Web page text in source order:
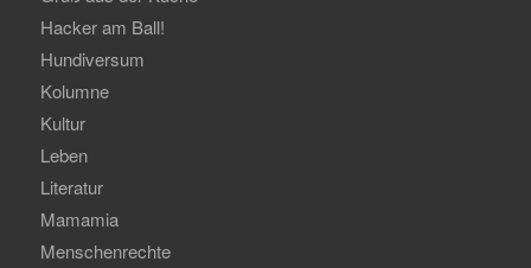
Hacker am Ball!
Hundiversum
Kolumne
Kultur
Leben
Literatur
Mamamia
Menschenrechte